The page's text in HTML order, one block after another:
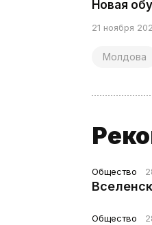
Новая
21 ноября
Молдова
Общество
Общество